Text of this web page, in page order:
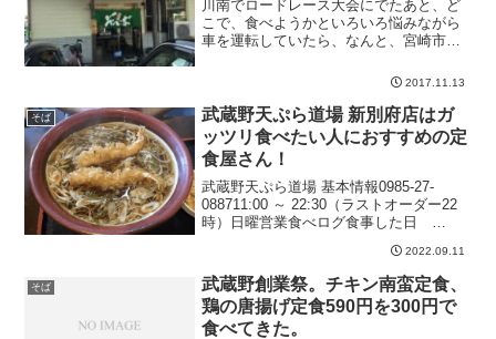
川南でロードレース大会にでたあと、ど
こで、食べようかといろいろ悩みながら
車を運転していたら、なんと、宮崎市内
ナの近くの、喜八へ。気になっていたお
ます 店内に入ると、広い...
2017.11.13
そば
武蔵野天ぷら道場 新別府店はガ
ッツリ食べたい人におすすめの定
食屋さん！
武蔵野天ぷら道場 基本情報0985-27-
088711:00 ～ 22:30（ラストオーダー22
時）日曜営業食べログ食事した日
用達の蕎麦屋さん 2010.10.29妻とラン
チを食べに...
2022.09.11
そば
武蔵野創業祭。チキン南蛮定食、
鶏の唐揚げ定食590円を300円で
食べてきた。